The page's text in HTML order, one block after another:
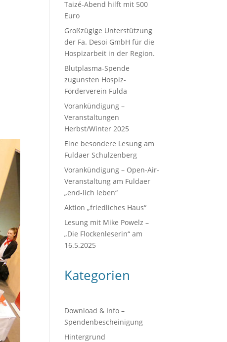
Taizé-Abend hilft mit 500
Euro
Großzügige Unterstützung
der Fa. Desoi GmbH für die
Hospizarbeit in der Region.
Blutplasma-Spende
zugunsten Hospiz-
Förderverein Fulda
Vorankündigung –
Veranstaltungen
Herbst/Winter 2025
Eine besondere Lesung am
Fuldaer Schulzenberg
Vorankündigung – Open-Air-
Veranstaltung am Fuldaer
„end-lich leben“
Aktion „friedliches Haus“
Lesung mit Mike Powelz –
„Die Flockenleserin“ am
16.5.2025
Kategorien
Download & Info –
Spendenbescheinigung
Hintergrund